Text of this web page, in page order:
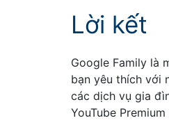
Lời kết
Google Family là
bạn yêu thích với
các dịch vụ gia
YouTube